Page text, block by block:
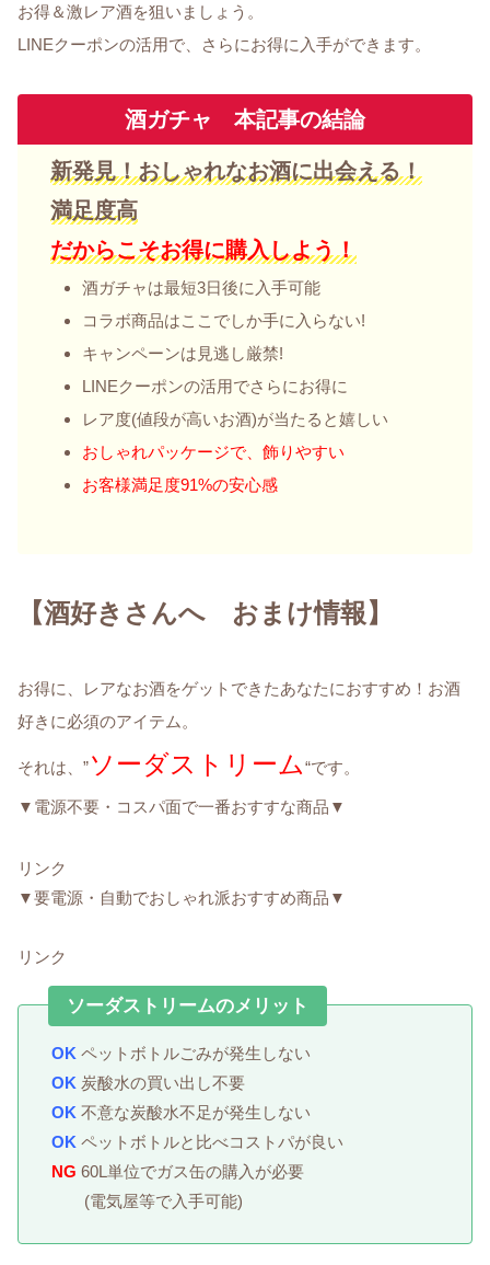
お得＆激レア酒を狙いましょう。
LINEクーポンの活用で、さらにお得に入手ができます。
酒ガチャ 本記事の結論
新発見！おしゃれなお酒に出会える！
満足度高
だからこそお得に購入しよう！
酒ガチャは最短3日後に入手可能
コラボ商品はここでしか手に入らない!
キャンペーンは見逃し厳禁!
LINEクーポンの活用でさらにお得に
レア度(値段が高いお酒)が当たると嬉しい
おしゃれパッケージで、飾りやすい
お客様満足度91%の安心感
【酒好きさんへ おまけ情報】
お得に、レアなお酒をゲットできたあなたにおすすめ！お酒
好きに必須のアイテム。
それは、”ソーダストリーム“です。
▼電源不要・コスパ面で一番おすすな商品▼
リンク
▼要電源・自動でおしゃれ派おすすめ商品▼
リンク
ソーダストリームのメリット
OK ペットボトルごみが発生しない
OK 炭酸水の買い出し不要
OK 不意な炭酸水不足が発生しない
OK ペットボトルと比べコストパが良い
NG 60L単位でガス缶の購入が必要
(電気屋等で入手可能)